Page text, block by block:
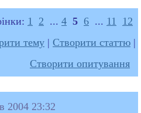
1 2 ... 4 5 6 ... 11
12
тему | Створити статтю |
Створити опитування
2004 23:32